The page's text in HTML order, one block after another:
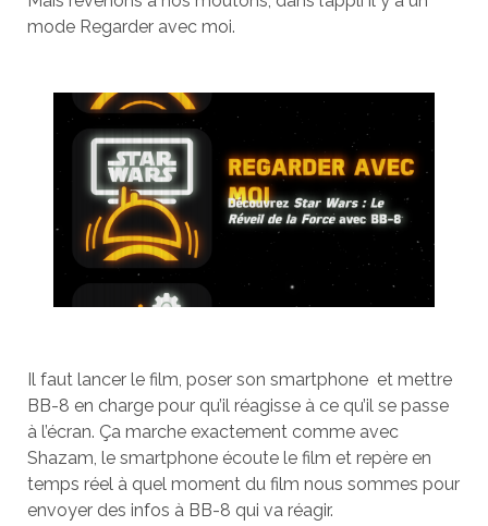
mode Regarder avec moi.
Il faut lancer le film, poser son smartphone et mettre
BB-8 en charge pour qu’il réagisse à ce qu’il se passe
à l’écran. Ça marche exactement comme avec
Shazam, le smartphone écoute le film et repère en
temps réel à quel moment du film nous sommes pour
envoyer des infos à BB-8 qui va réagir.